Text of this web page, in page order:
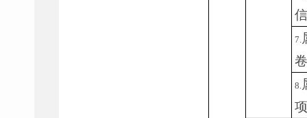
7.
卷
8.
项